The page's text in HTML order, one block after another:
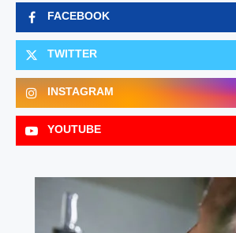
FACEBOOK
TWITTER
INSTAGRAM
YOUTUBE